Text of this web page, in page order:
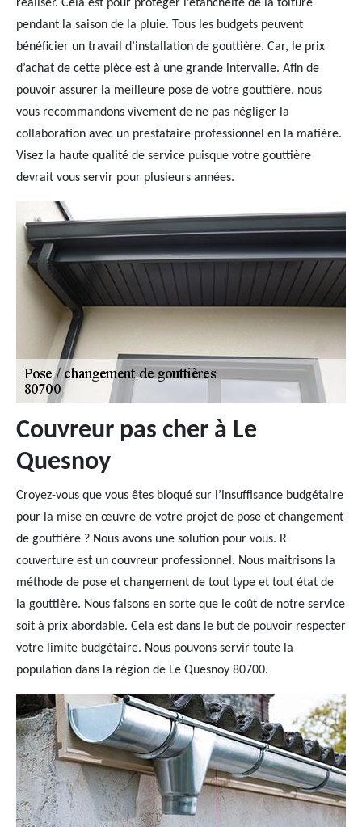
réaliser. Cela est pour protéger l’étanchéité de la toiture
pendant la saison de la pluie. Tous les budgets peuvent
bénéficier un travail d’installation de gouttière. Car, le prix
d’achat de cette pièce est à une grande intervalle. Afin de
pouvoir assurer la meilleure pose de votre gouttière, nous
vous recommandons vivement de ne pas négliger la
collaboration avec un prestataire professionnel en la matière.
Visez la haute qualité de service puisque votre gouttière
devrait vous servir pour plusieurs années.
Couvreur pas cher à Le
Quesnoy
Croyez-vous que vous êtes bloqué sur l’insuffisance budgétaire
pour la mise en œuvre de votre projet de pose et changement
de gouttière ? Nous avons une solution pour vous. R
couverture est un couvreur professionnel. Nous maitrisons la
méthode de pose et changement de tout type et tout état de
la gouttière. Nous faisons en sorte que le coût de notre service
soit à prix abordable. Cela est dans le but de pouvoir respecter
votre limite budgétaire. Nous pouvons servir toute la
population dans la région de Le Quesnoy 80700.